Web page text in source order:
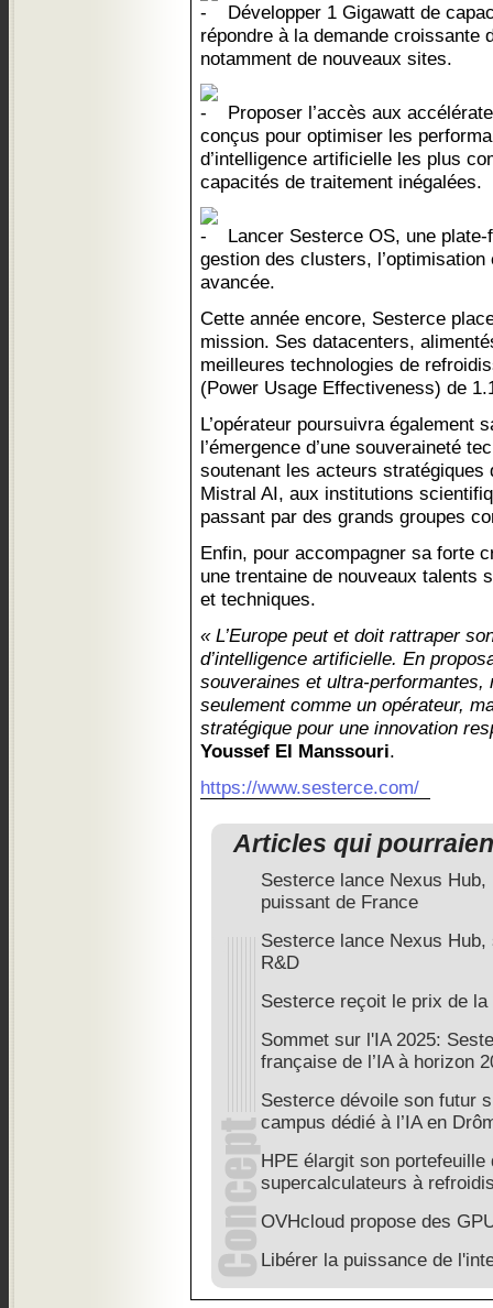
Développer 1 Gigawatt de
répondre à la demande croissante
notamment de nouveaux sites.
Proposer l’accès aux
conçus pour optimiser les
d’intelligence artificielle les plus
capacités de traitement inégalées.
Lancer Sesterce OS, une
gestion des clusters,
avancée.
Cette année encore, Sesterce
mission. Ses datacenters,
meilleures technologies de
(Power Usage Effectiveness) de
L’opérateur poursuivra également
l’émergence d’une souveraineté
soutenant les acteurs stratégiques
Mistral AI, aux institutions
passant par des grands groupes
Enfin, pour accompagner sa forte
une trentaine de nouveaux talents
et techniques.
« L’Europe peut et doit rattraper
d’intelligence artificielle. En
souveraines et ultra-performantes,
seulement comme un opérateur,
stratégique pour une innovation
Youssef El Manssouri.
https://www.sesterce.com/
Articles qui
Sesterce lance Nexus
puissant de France
Sesterce lance Nexus
R&D
Sesterce reçoit le prix de
Sommet sur l'IA 2025:
française de l’IA à horizon
Sesterce dévoile son futur
campus dédié à l’IA en
HPE élargit son portefeuille
supercalculateurs à
OVHcloud propose des
Libérer la puissance de